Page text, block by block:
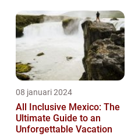
08 januari 2024
All Inclusive Mexico: The
Ultimate Guide to an
Unforgettable Vacation